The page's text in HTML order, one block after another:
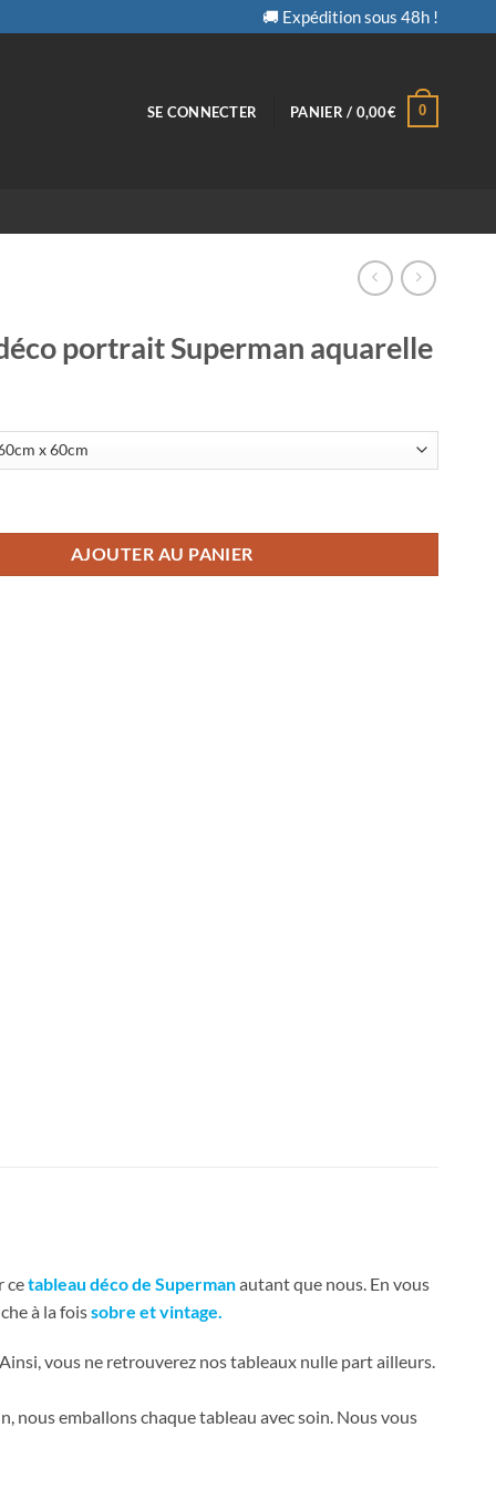
🚚 Expédition sous 48h !
SE CONNECTER PANIER / 0,00€ 0
portrait Superman aquarelle
AJOUTER AU PANIER
cetableau déco de Supermanautant que nous. En vous
à la foissobre et vintage.
vous ne retrouverez nos tableaux nulle part ailleurs.
nous emballons chaque tableau avec soin. Nous vous